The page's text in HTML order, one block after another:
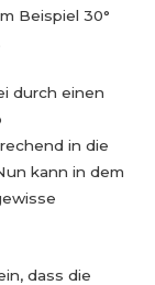
Beispiel 30°
durch einen
in die
kann in dem
dass die